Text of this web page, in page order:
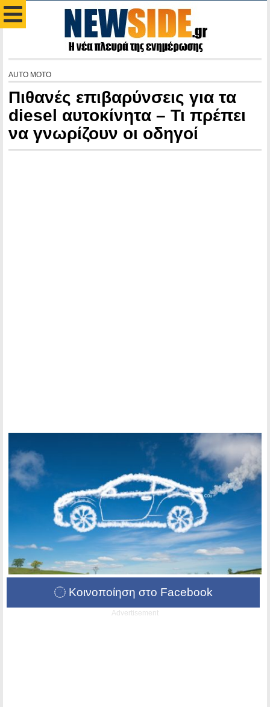
AUTO MOTO
Πιθανές επιβαρύνσεις για τα
diesel αυτοκίνητα – Τι πρέπει
να γνωρίζουν οι οδηγοί
Κοινοποίηση στο Facebook
Advertisement